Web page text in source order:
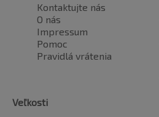
Kontaktujte nás
O nás
Impressum
Pomoc
Pravidlá vrátenia
Veľkosti